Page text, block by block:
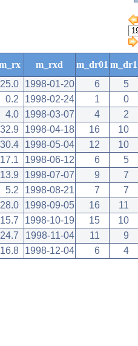
m_rxd m_dr01 m_dr1
25.0 1998-01-20 6
5
0.2 1998-02-24 1
0
4.0 1998-03-07 4
2
32.9 1998-04-18 16
10
30.4 1998-05-04 12
10
17.1 1998-06-12 6
5
13.9 1998-07-07 9
7
5.2 1998-08-21 7
7
28.0 1998-09-05 16
11
15.7 1998-10-19 15
10
24.7 1998-11-04 11
9
16.8 1998-12-04 6 4